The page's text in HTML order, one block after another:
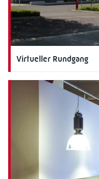
Virtueller Rundgang